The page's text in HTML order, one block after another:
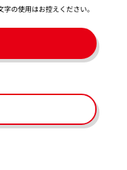
の使用はお控えください。​